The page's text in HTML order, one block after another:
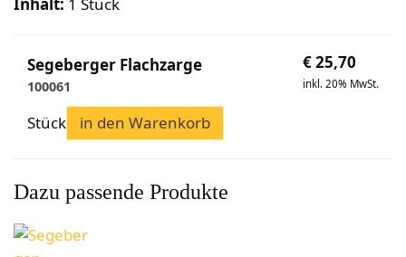
Wabenhonigwelt
Diverses
Lagerung
Pollenernte
Fachliteratur
Imkerei
Bienengesundheit
Honig & Bienenprodukte
Königinnenzucht
Diverse Fachliteratur
Segeberger Flachzarge
100061
€25,70
inkl. 20% MwSt.
Stück in den Warenkorb
Dazu passende Produkte